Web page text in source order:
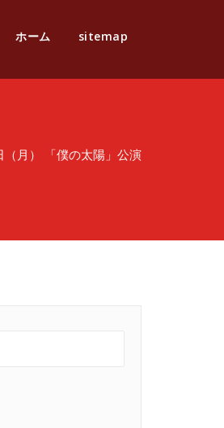
ホーム sitemap
月） 「僕の太陽」公演